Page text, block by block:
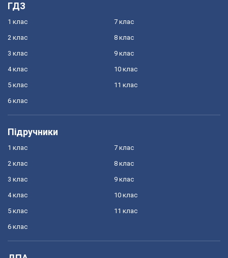
ГДЗ
1 клас
2 клас
3 клас
4 клас
5 клас
6 клас
7 клас
8 клас
9 клас
10 клас
11 клас
Підручники
1 клас
2 клас
3 клас
4 клас
5 клас
6 клас
7 клас
8 клас
9 клас
10 клас
11 клас